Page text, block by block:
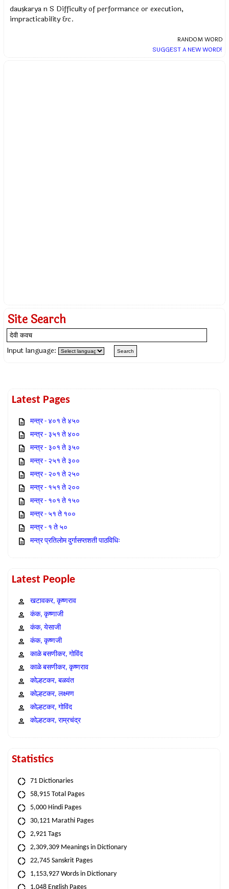
dauṣkarya n S Difficulty of performance or execution,
impracticability &c.
RANDOM WORD
SUGGEST A NEW WORD!
Site Search
Input language:
Latest Pages
मन्त्र - ४०१ ते ४५०
मन्त्र - ३५१ ते ४००
मन्त्र - ३०१ ते ३५०
मन्त्र - २५१ ते ३००
मन्त्र - २०१ ते २५०
मन्त्र - १५१ ते २००
मन्त्र - १०१ ते १५०
मन्त्र - ५१ ते १००
मन्त्र - १ ते ५०
मन्त्र प्रतिलोम दुर्गासप्तशती पाठविधिः
Latest People
खटावकर, कृष्णराव
कंक, कृष्णाजी
कंक, येसाजी
कंक, कृष्णजी
काळे बसणीकर, गोविंद
काळे बसणीकर, कृष्णराव
कोल्हटकर, बळवंत
कोल्हटकर, लक्ष्मण
कोल्हटकर, गोविंद
कोल्हटकर, राम्रचंद्र
Statistics
71 Dictionaries
58,915 Total Pages
5,000 Hindi Pages
30,121 Marathi Pages
2,921 Tags
2,309,309 Meanings in Dictionary
22,745 Sanskrit Pages
1,153,927 Words in Dictionary
1,048 English Pages